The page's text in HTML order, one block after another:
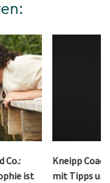
Co.:
ist
Kneipp
mit Tipps